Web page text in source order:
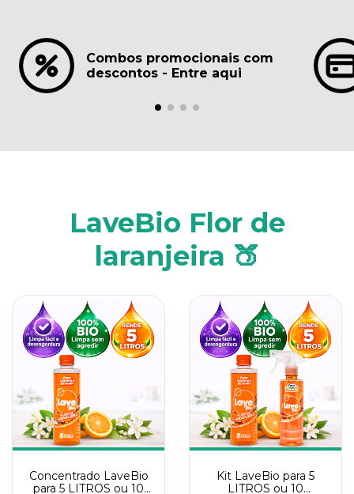
Combos promocionais com
descontos - Entre aqui
LaveBio Flor de
laranjeira 🍑
Concentrado LaveBio
para 5 LITROS ou 10
Kit LaveBio para 5
LITROS ou 10